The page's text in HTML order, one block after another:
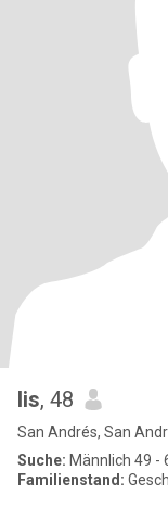
lis, 48
San Andrés, San
Suche: Männlich 49 -
Familienstand: